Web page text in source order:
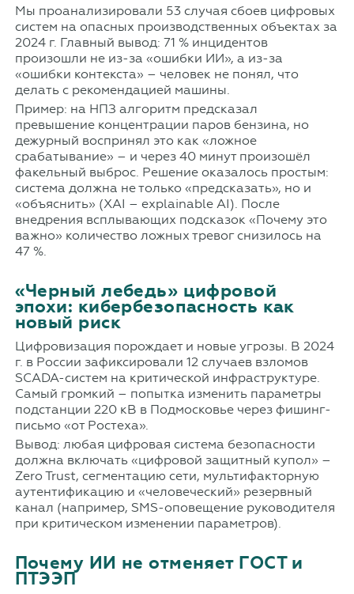
Мы проанализировали 53 случая сбоев цифровых
систем на опасных производственных объектах за
2024 г. Главный вывод: 71 % инцидентов
произошли не из-за «ошибки ИИ», а из-за
«ошибки контекста» – человек не понял, что
делать с рекомендацией машины.
Пример: на НПЗ алгоритм предсказал
превышение концентрации паров бензина, но
дежурный воспринял это как «ложное
срабатывание» – и через 40 минут произошёл
факельный выброс. Решение оказалось простым:
система должна не только «предсказать», но и
«объяснить» (XAI – explainable AI). После
внедрения всплывающих подсказок «Почему это
важно» количество ложных тревог снизилось на
47 %.
«Черный лебедь» цифровой
эпохи: кибербезопасность как
новый риск
Цифровизация порождает и новые угрозы. В 2024
г. в России зафиксировали 12 случаев взломов
SCADA-систем на критической инфраструктуре.
Самый громкий – попытка изменить параметры
подстанции 220 кВ в Подмосковье через фишинг-
письмо «от Ростеха».
Вывод: любая цифровая система безопасности
должна включать «цифровой защитный купол» –
Zero Trust, сегментацию сети, мультифакторную
аутентификацию и «человеческий» резервный
канал (например, SMS-оповещение руководителя
при критическом изменении параметров).
Почему ИИ не отменяет ГОСТ и
ПТЭЭП